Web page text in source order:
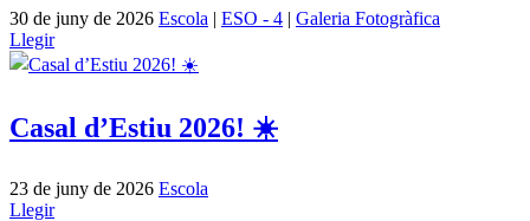
30 de juny de 2026 Escola | ESO - 4 | Galeria Fotogràfica
Llegir
Casal d’Estiu 2026! ☀️
23 de juny de 2026 Escola
Llegir